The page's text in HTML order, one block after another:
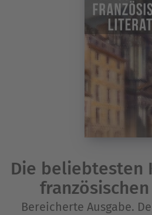
Die beliebtesten
Bereicherte Ausgabe.